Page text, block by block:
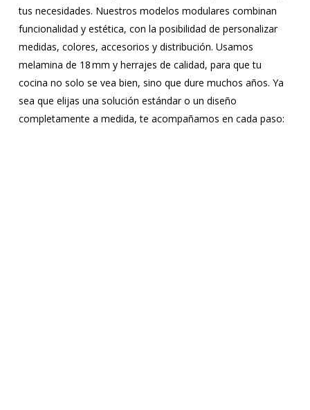
tus necesidades. Nuestros modelos modulares combinan
funcionalidad y estética, con la posibilidad de personalizar
medidas, colores, accesorios y distribución. Usamos
melamina de 18 mm y herrajes de calidad, para que tu
cocina no solo se vea bien, sino que dure muchos años. Ya
sea que elijas una solución estándar o un diseño
completamente a medida, te acompañamos en cada paso: